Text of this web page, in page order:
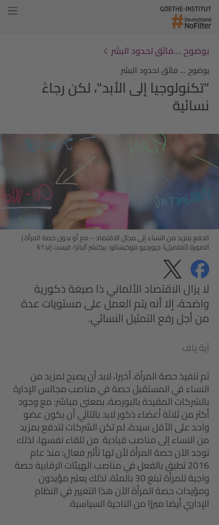
بوضوح ....فائق لحدود البشر
بوضوح ... فائق لحدود البشر
"تكنولوجيا إلى الأبد"، لكن رجاءً
نسائية
الدفع بمزيد من النساء إلى مجال الاقتصاد – مع أو بدون حصة المرأة|
الصورة (تفاصيل): جيورجيو فوخيساتو؛ بيكتشر أليانز/ فيست إند61
مشاركةمشاركة
لا يزال الاقتصاد الألماني ذا صبغة ذكورية
واضحة، إلا أنه يتم العمل على مستويات عدة
من أجل رفع التمثيل النسائي.
آية ياف
تم تنفيذ حصة المرأة، أخيرا، لابد أن يصبح لمزيد من
النساء في المستقبل حصة في مناصب مجالس الإدارة
بالشركات المقيدة بالبورصة، بمعنى مباشر: مع وجود
أكثر من ثلاثة أعضاء ذكور لابد بالتالي أن يكون عضو
واحد على الأقل سيدة، لم تكن الشركات لتدفع بمزيد
من النساء إلى مناصب قيادية من تلقاء نفسها، لذلك
توجد الآن حصة المرأة لأن لها تأثير فعال: منذ عام
2016 تطبق بالفعل في مناصب الهيئات الرقابية حصة
واجبة للمرأة تبلغ 30 بالمئة، لذلك يعتبر مؤيدون
ومؤيدات حصة المرأة الآن هذا التغيير في النظام
الإداري أيضا مبررًا من الناحية السياسية.